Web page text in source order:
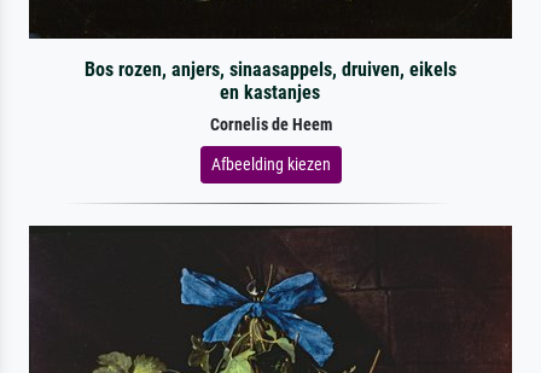
Bos rozen, anjers, sinaasappels, druiven, eikels
en kastanjes
Cornelis de Heem
Afbeelding kiezen